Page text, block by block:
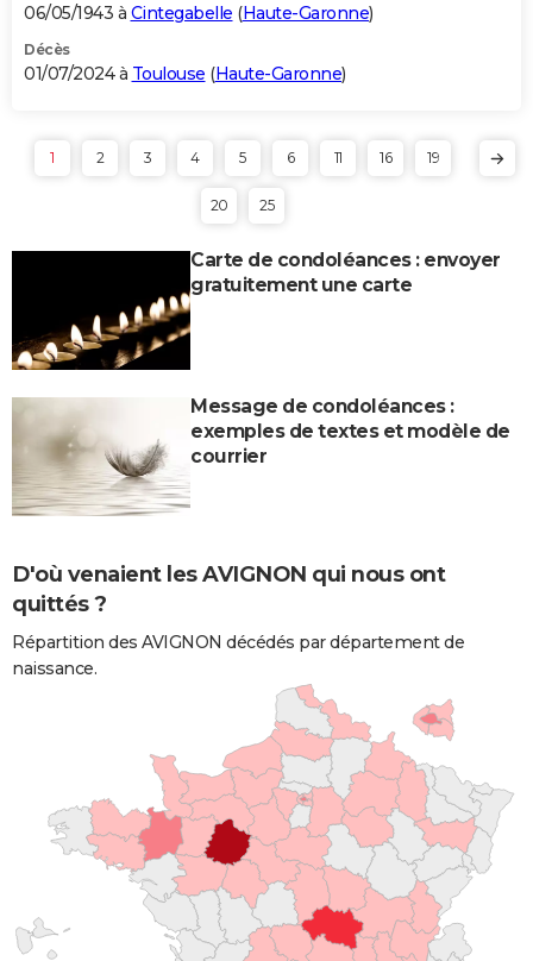
06/05/1943 à Cintegabelle (Haute-Garonne)
Décès
01/07/2024 à Toulouse (Haute-Garonne)
1 2 3 4 5 6 11 16 19
20 25
Carte de condoléances : envoyer
gratuitement une carte
Message de condoléances :
exemples de textes et modèle de
courrier
D'où venaient les AVIGNON qui nous ont
quittés ?
Répartition des AVIGNON décédés par département de
naissance.